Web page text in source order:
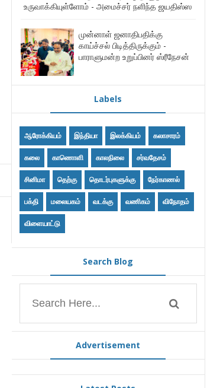
உருவாக்கியுள்ளோம் - அமைச்சர் நளிந்த ஜயதிஸ்ஸ
முன்னாள் ஜனாதிபதிக்கு
காய்ச்சல் பிடித்திருக்கும் -
பாராளுமன்ற உறுப்பினர் ஸ்ரீநேசன்
Labels
ஆரோக்கியம் இந்தியா இலக்கியம் கலாசாரம்
கலை காணொளி காலநிலை சர்வதேசம்
சினிமா தெற்கு தொடர்புகளுக்கு நேர்காணல்
பக்தி மலையகம் வடக்கு வணிகம் விநோதம்
விளையாட்டு
Search Blog
Advertisement